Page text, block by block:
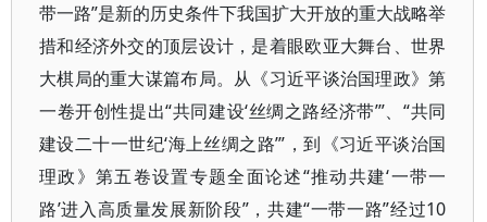
带一路”是新的历史条件下我国扩大开放的重大战略举
措和经济外交的顶层设计，是着眼欧亚大舞台、世界
大棋局的重大谋篇布局。从《习近平谈治国理政》第
一卷开创性提出“共同建设‘丝绸之路经济带’”、“共同
建设二十一世纪‘海上丝绸之路’”，到《习近平谈治国
理政》第五卷设置专题全面论述“推动共建‘一带一
路’进入高质量发展新阶段”，共建“一带一路”经过10